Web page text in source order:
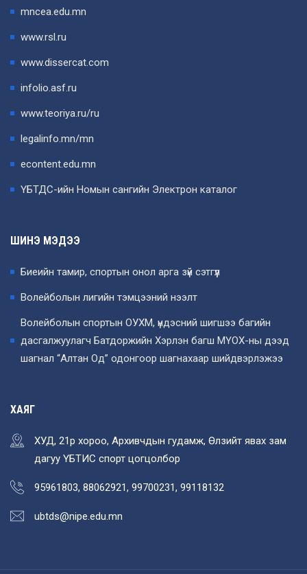
mncea.edu.mn
www.rsl.ru
www.dissercat.com
infolio.asf.ru
www.teoriya.ru/ru
legalinfo.mn/mn
econtent.edu.mn
ҮБТДС-ийн Номын сангийн Электрон каталог
ШИНЭ МЭДЭЭ
Биеийн тамир, спортын онол арга зүй сэтгүүл
Волейболын лигийн тэмцээний нээлт
Волейболын спортын ОУХМ, үндэсний шигшээ багийн
дасгалжуулагч Батдоржийн Хэрлэн багш МҮОХ-ны дээд
шагнал “Алтан Од” одонгоор шагнахаар шийдвэрлэжээ
ХАЯГ
ХУД, 21р хороо, Архивчдын гудамж, Өлзийт явах зам
дагуу ҮБТИС спорт цогцолбор
95961803, 88062921, 99700231, 99118132
ubtds@nipe.edu.mn